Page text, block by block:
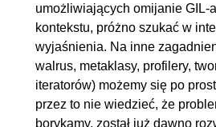
3.7. Iterator przez __getitem__
3.8. Tworzymy generatory
3.9. Generator przez wyrażenie
listowe
3.10. Inne znaczenia znaku
umożliwiających omijanie GIL-
kontekstu, próżno szukać w
wyjaśnienia. Na inne
walrus, metaklasy, profilery,
iteratorów) możemy się po
przez to nie wiedzieć, że
borykamy, został już dawno